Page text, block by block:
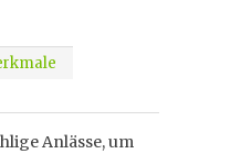
Anlässe, um